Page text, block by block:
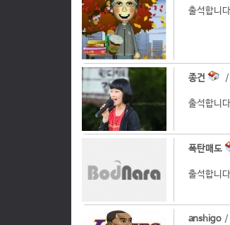
출석합니
종건 /
출석합니
폭탄매도
출석합니
anshigo /